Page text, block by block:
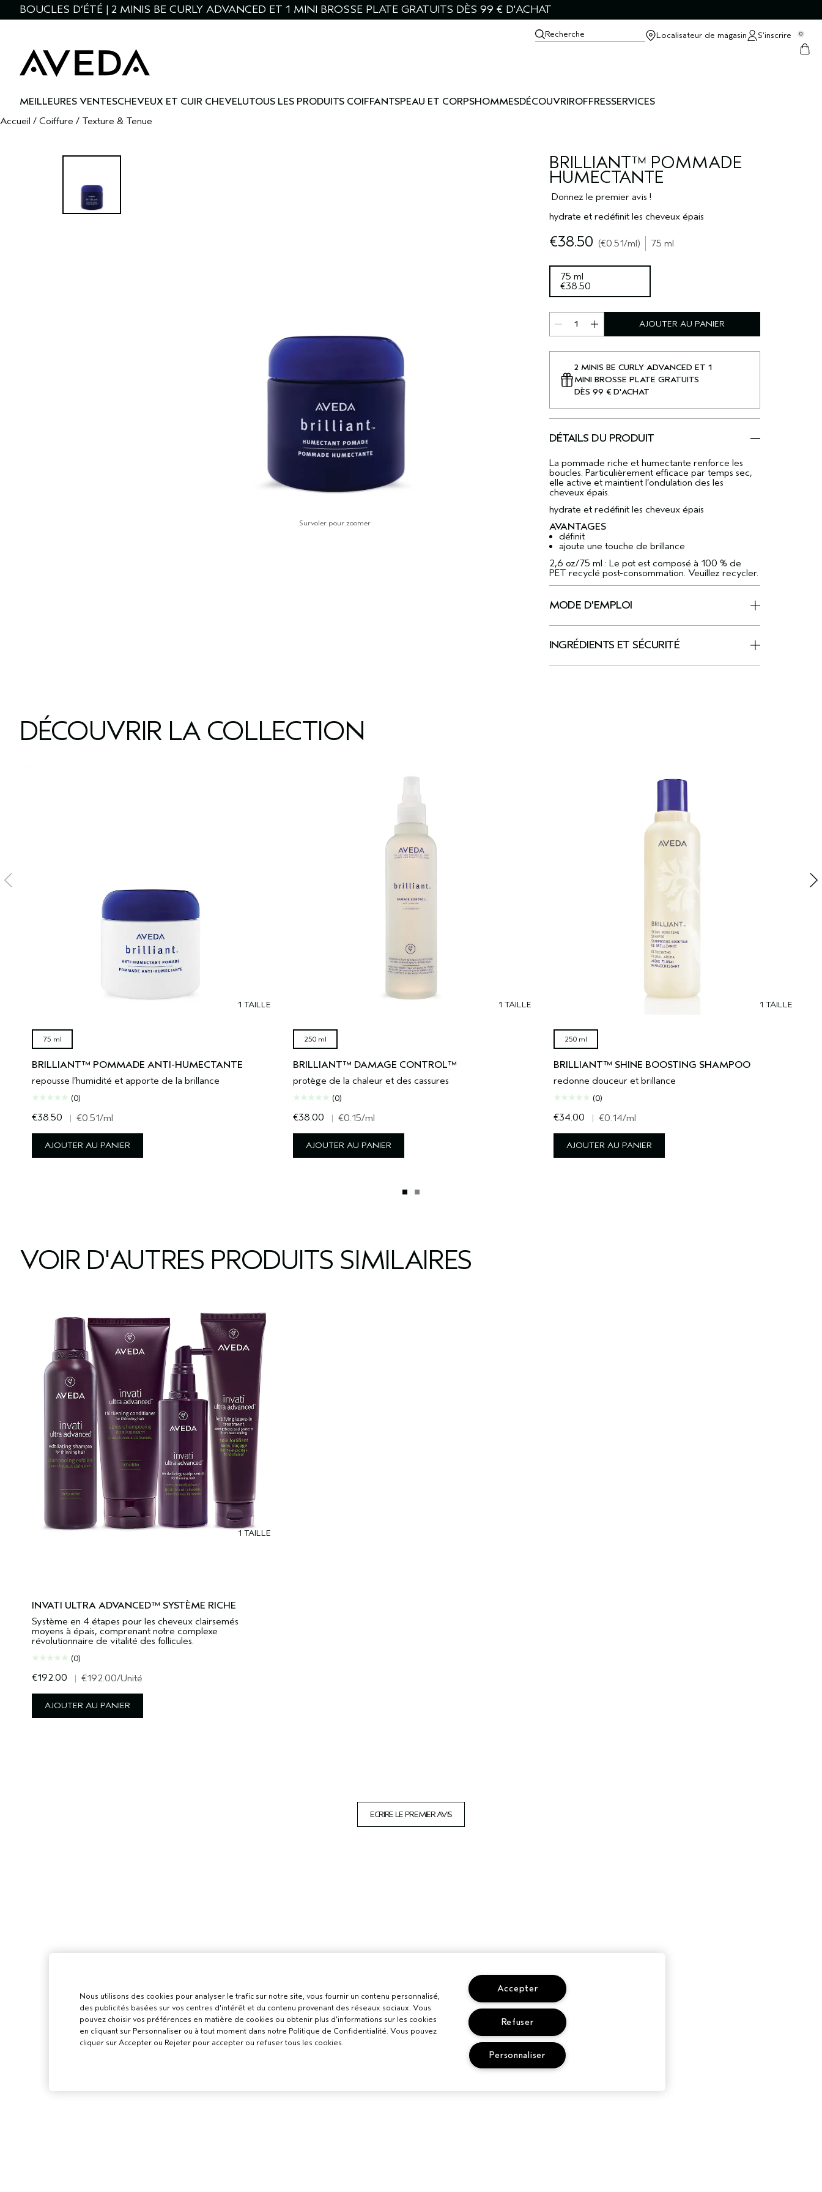
BOUCLES D’ÉTÉ | 2 MINIS BE CURLY ADVANCED ET 1 MINI BROSSE PLATE GRATUITS DÈS 99 € D'ACHAT
Recherche Localisateur de magasin S’inscrire 0
MEILLEURES VENTESCHEVEUX ET CUIR CHEVELUTOUS LES PRODUITS COIFFANTSPEAU ET CORPSHOMMESDÉCOUVRIROFFRESSERVICES
Accueil / Coiffure / Texture & Tenue
BRILLIANT™ POMMADE
HUMECTANTE
Donnez le premier avis !
hydrate et redéfinit les cheveux épais
Survoler pour zoomer
€38.50 €0.51/ml 75 ml
75 ml
€38.50
AJOUTER AU PANIER
2 MINIS BE CURLY ADVANCED ET 1
MINI BROSSE PLATE GRATUITS
DÈS 99 € D'ACHAT
DÉTAILS DU PRODUIT
La pommade riche et humectante renforce les
boucles. Particulièrement efficace par temps sec,
elle active et maintient l’ondulation des les
cheveux épais.
hydrate et redéfinit les cheveux épais
AVANTAGES
définit
ajoute une touche de brillance
2,6 oz/75 ml : Le pot est composé à 100 % de
PET recyclé post-consommation. Veuillez recycler.
MODE D'EMPLOI
INGRÉDIENTS ET SÉCURITÉ
DÉCOUVRIR LA COLLECTION
1 TAILLE
75 ml
BRILLIANT™ POMMADE ANTI-HUMECTANTE
repousse l’humidité et apporte de la brillance
(0)
€38.50 | €0.51/ml
AJOUTER AU PANIER
1 TAILLE
250 ml
BRILLIANT™ DAMAGE CONTROL™
protège de la chaleur et des cassures
(0)
€38.00 | €0.15/ml
AJOUTER AU PANIER
1 TAILLE
250 ml
BRILLIANT™ SHINE BOOSTING SHAMPOO
redonne douceur et brillance
(0)
€34.00 | €0.14/ml
AJOUTER AU PANIER
VOIR D'AUTRES PRODUITS SIMILAIRES
1 TAILLE
INVATI ULTRA ADVANCED™ SYSTÈME RICHE
Système en 4 étapes pour les cheveux clairsemés
moyens à épais, comprenant notre complexe
révolutionnaire de vitalité des follicules.
(0)
€192.00 | €192.00/Unité
AJOUTER AU PANIER
ECRIRE LE PREMIER AVIS
Nous utilisons des cookies pour analyser le trafic sur notre site, vous fournir un contenu personnalisé,
des publicités basées sur vos centres d'intérêt et du contenu provenant des réseaux sociaux. Vous
pouvez choisir vos préférences en matière de cookies ou obtenir plus d'informations sur les cookies
en cliquant sur Personnaliser ou à tout moment dans notre Politique de Confidentialité. Vous pouvez
cliquer sur Accepter ou Rejeter pour accepter ou refuser tous les cookies.
Accepter
Refuser
Personnaliser